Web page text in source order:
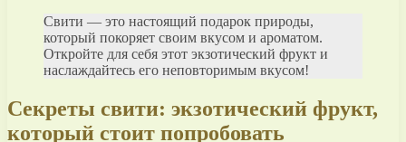
Свити — это настоящий подарок природы,
который покоряет своим вкусом и ароматом.
Откройте для себя этот экзотический фрукт и
наслаждайтесь его неповторимым вкусом!
Секреты свити: экзотический фрукт,
который стоит попробовать